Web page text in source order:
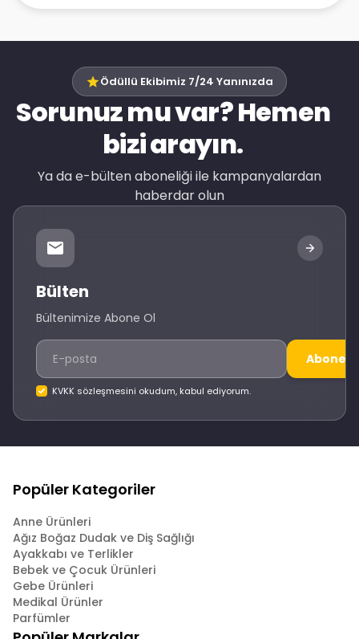
Ödüllü Ekibimiz 7/24 Yanınızda
Sorunuz mu var? Hemen
bizi arayın.
Ya da e-bülten aboneliği ile kampanyalardan
haberdar olun
Bülten
Bültenimize Abone Ol
Abone
KVKK sözleşmesini okudum, kabul ediyorum.
Popüler Kategoriler
Anne Ürünleri
Ağız Boğaz Dudak ve Diş Sağlığı
Ayakkabı ve Terlikler
Bebek ve Çocuk Ürünleri
Gebe Ürünleri
Medikal Ürünler
Parfümler